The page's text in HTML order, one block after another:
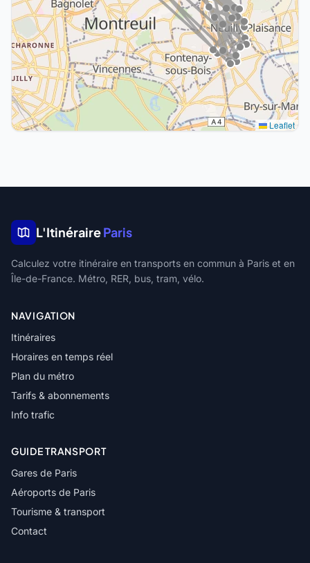
Leaflet
L'ItinéraireParis
Calculez votre itinéraire en transports en commun à Paris et en
Île-de-France. Métro, RER, bus, tram, vélo.
NAVIGATION
Itinéraires
Horaires en temps réel
Plan du métro
Tarifs & abonnements
Info trafic
GUIDE TRANSPORT
Gares de Paris
Aéroports de Paris
Tourisme & transport
Contact